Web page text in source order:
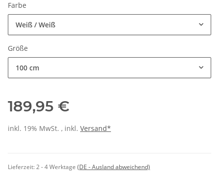
Farbe
Weiß / Weiß
Größe
100 cm
189,95 €
inkl. 19% MwSt. , inkl. Versand*
Lieferzeit:2 - 4 Werktage (DE - Ausland abweichend)